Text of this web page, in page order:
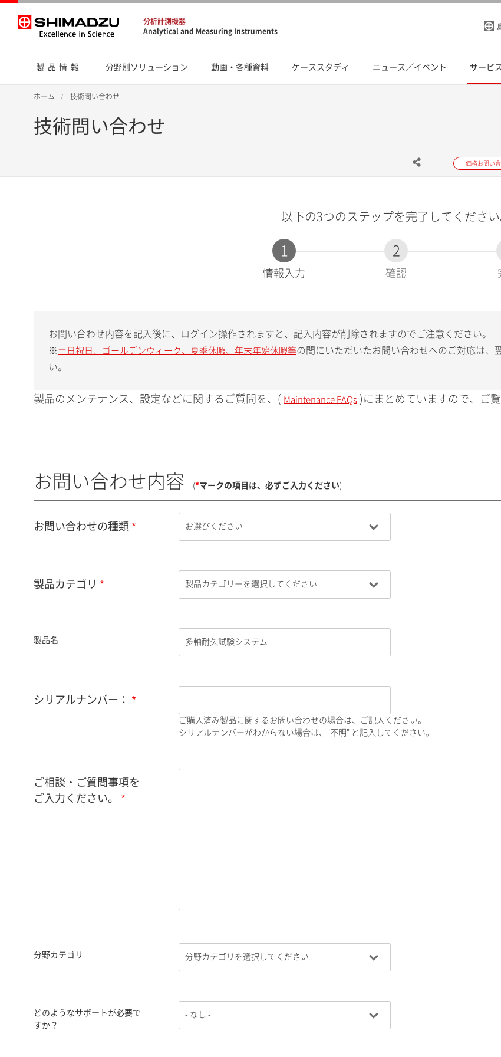
分析計測機器
Analytical and Measuring Instruments
製品情報 分野別ソリューション 動画・各種資料 ケーススタディ ニュース／イベント サービ
ホーム 技術問い合わせ
技術問い合わせ
価格お問い
以下の3つのステップを完了してください
1
現
情報入力
2
確認
お問い合わせ内容を記入後に、ログイン操作されますと、記入内容が削除されますのでご注意ください。
※ 土日祝日、ゴールデンウィーク、夏季休暇、年末年始休暇等の間にいただいたお問い合わせへのご対応は、
い。
製品のメンテナンス、設定などに関するご質問を、( Maintenance FAQs )にまとめていますので、ご覧
お問い合わせ内容 (*マークの項目は、必ずご入力ください)
お問い合わせの種類
製品カテゴリ
製品名
シリアルナンバー：
ご購入済み製品に関するお問い合わせの場合は、ご記入ください。
シリアルナンバーがわからない場合は、"不明" と記入してください。
ご相談・ご質問事項を
ご入力ください。
分野カテゴリ
どのようなサポートが必要で
すか？